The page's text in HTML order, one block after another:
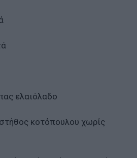
ελαιόλαδο
κοτόπουλου χωρίς